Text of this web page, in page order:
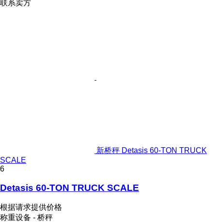
联系卖方
新桥秤 Detasis 60-TON TRUCK
SCALE
6
Detasis 60-TON TRUCK SCALE
根据请求提供价格
称重设备 - 桥秤